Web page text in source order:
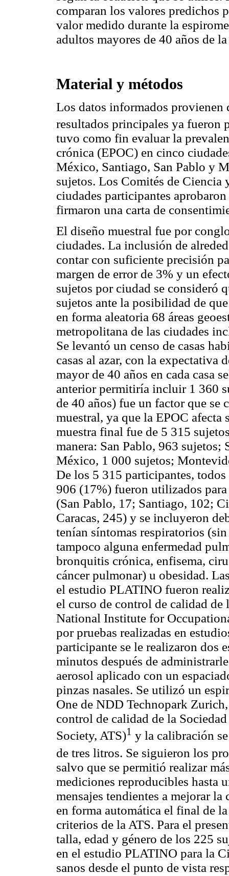
comparan los valores predichos
valor medido durante la
adultos mayores de 40 años de
Material y métodos
Los datos informados
resultados principales ya fueron
tuvo como fin evaluar la
crónica (EPOC) en cinco
México, Santiago, San Pablo y
sujetos. Los Comités de
ciudades participantes
firmaron una carta de
El diseño muestral fue por
ciudades. La inclusión de
contar con suficiente precisión
margen de error de 3% y un
sujetos por ciudad se consideró
sujetos ante la posibilidad de
en forma aleatoria 68 áreas
metropolitana de las ciudades
Se levantó un censo de casas
casas al azar, con la expectativa
mayor de 40 años en cada casa
anterior permitiría incluir 1 360
de 40 años) fue un factor que
muestral, ya que la EPOC afecta
muestra final fue de 5 315
manera: San Pablo, 963
México, 1 000 sujetos;
De los 5 315 participantes,
906 (17%) fueron utilizados
(San Pablo, 17; Santiago, 102;
Caracas, 245) y se incluyeron
tenían síntomas respiratorios
tampoco alguna enfermedad
bronquitis crónica, enfisema,
cáncer pulmonar) u obesidad.
el estudio PLATINO fueron
el curso de control de calidad
National Institute for
por pruebas realizadas en
participante se le realizaron dos
minutos después de
aerosol aplicado con un
pinzas nasales. Se utilizó un
One de NDD Technopark
control de calidad de la
Society, ATS)1 y la calibración
de tres litros. Se siguieron los
salvo que se permitió realizar
mediciones reproducibles hasta
mensajes tendientes a mejorar
en forma automática el final de
criterios de la ATS. Para el
talla, edad y género de los 225
en el estudio PLATINO para la
sanos desde el punto de vista